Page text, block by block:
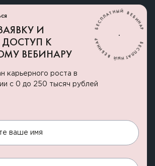
И
ДОСТУП К
ВЕБИНАРУ
карьерного роста в
с 0 до 250 тысяч рублей
.
С
П
Л
А
Т
Н
Ы
Й
В
Е
Б
И
Н
А
Р
С
П
Л
АТ
НЫЙ В Е БИНАР